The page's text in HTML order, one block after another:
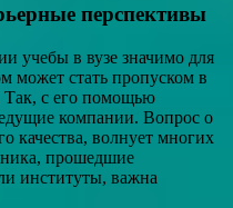
перспективы
учебы в вузе значимо для
может стать пропуском в
Так, с его помощью
компании. Вопрос о
качества, волнует многих
прошедшие
институты, важна